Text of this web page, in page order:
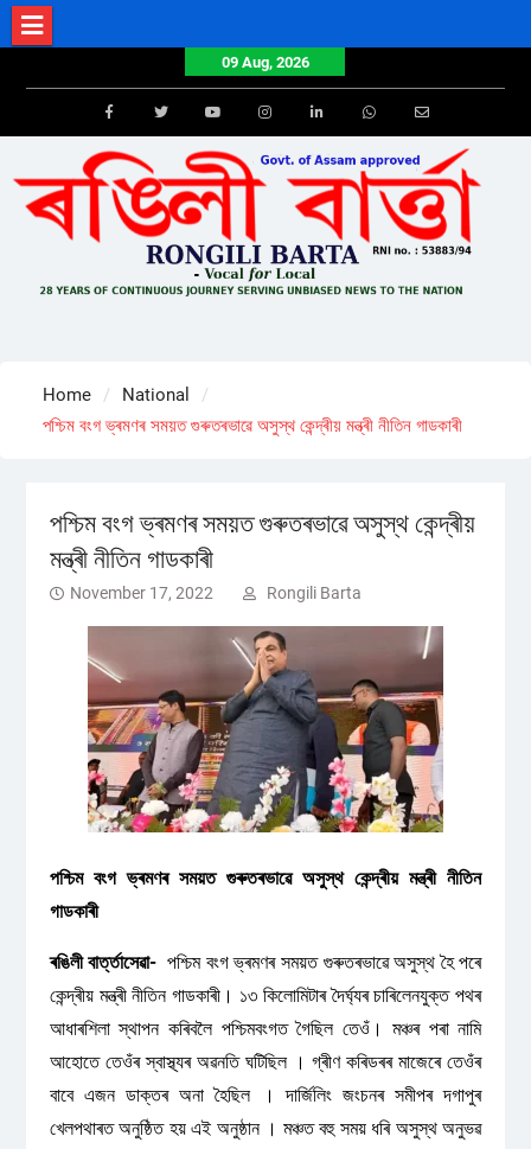
Skip
to
09 Aug, 2026
FacebookTwitterYoutube Email
Home
National
পশ্চিম বংগ ভ্ৰমণৰ সময়ত গুৰুতৰভাৱে অসুস্থ কেন্দ্ৰীয় মন্ত্ৰী নীতিন গাডকাৰী
পশ্চিম বংগ ভ্ৰমণৰ সময়ত গুৰুতৰভাৱে অসুস্থ কেন্দ্ৰীয়
মন্ত্ৰী নীতিন গাডকাৰী
November 17, 2022 Rongili Barta
পশ্চিম বংগ ভ্ৰমণৰ সময়ত গুৰুতৰভাৱে অসুস্থ কেন্দ্ৰীয় মন্ত্ৰী নীতিন
গাডকাৰী
ৰঙিলী বাৰ্ত্তাসেৱা- পশ্চিম বংগ ভ্ৰমণৰ সময়ত গুৰুতৰভাৱে অসুস্থ হৈ পৰে
কেন্দ্ৰীয় মন্ত্ৰী নীতিন গাডকাৰী। ১৩ কিলোমিটাৰ দৈৰ্ঘ্যৰ চাৰিলেনযুক্ত পথৰ
আধাৰশিলা স্থাপন কৰিবলৈ পশ্চিমবংগত গৈছিল তেওঁ। মঞ্চৰ পৰা নামি
আহোতে তেওঁৰ স্বাস্থ্যৰ অৱনতি ঘটিছিল । গ্ৰীণ কৰিডৰৰ মাজেৰে তেওঁৰ
বাবে এজন ডাক্তৰ অনা হৈছিল । দাৰ্জিলিং জংচনৰ সমীপৰ দগাপুৰ
খেলপথাৰত অনুষ্ঠিত হয় এই অনুষ্ঠান । মঞ্চত বহু সময় ধৰি অসুস্থ অনুভৱ